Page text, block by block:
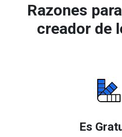
Razones
creador de
Es